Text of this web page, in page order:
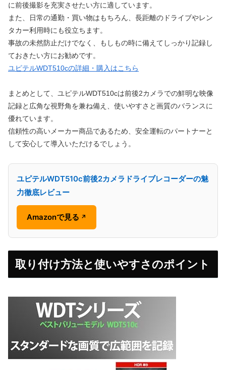
に前後撮影を充実させたい方に適しています。
また、日常の通勤・買い物はもちろん、長距離のドライブやレン
タカー利用時にも役立ちます。
事故の未然防止だけでなく、もしもの時に備えてしっかり記録し
ておきたい方にお勧めです。
ユピテルWDT510cの詳細・購入はこちら
まとめとして、ユピテルWDT510cは前後2カメラでの鮮明な映像
記録と広角な視野角を兼ね備え、使いやすさと画質のバランスに
優れています。
信頼性の高いメーカー商品であるため、安全運転のパートナーと
して安心して導入いただけるでしょう。
ユピテルWDT510c前後2カメラドライブレコーダーの魅
力徹底レビュー
Amazonで見る ↗
取り付け方法と使いやすさのポイント